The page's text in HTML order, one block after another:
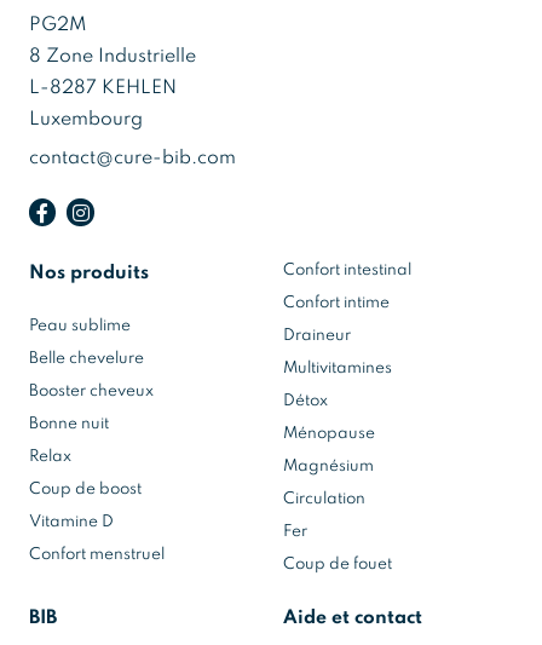
PG2M
8 Zone Industrielle
L-8287 KEHLEN
Luxembourg
contact@cure-bib.com
Nos produits
Peau sublime
Belle chevelure
Booster cheveux
Bonne nuit
Relax
Coup de boost
Vitamine D
Confort menstruel
Confort intestinal
Confort intime
Draineur
Multivitamines
Détox
Ménopause
Magnésium
Circulation
Fer
Coup de fouet
BIB Aide et contact